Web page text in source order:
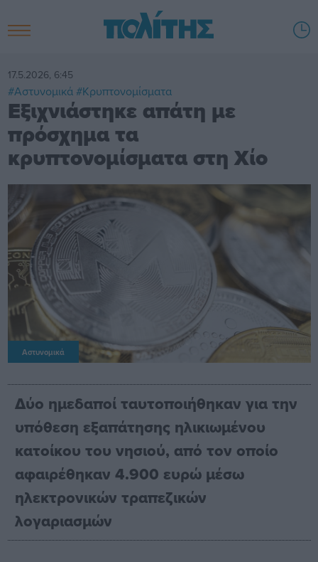
17.5.2026, 6:45
#Αστυνομικά #Κρυπτονομίσματα
Εξιχνιάστηκε απάτη με
πρόσχημα τα
κρυπτονομίσματα στη Χίο
Αστυνομικά
Δύο ημεδαποί ταυτοποιήθηκαν για την
υπόθεση εξαπάτησης ηλικιωμένου
κατοίκου του νησιού, από τον οποίο
αφαιρέθηκαν 4.900 ευρώ μέσω
ηλεκτρονικών τραπεζικών
λογαριασμών